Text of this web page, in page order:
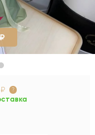
?